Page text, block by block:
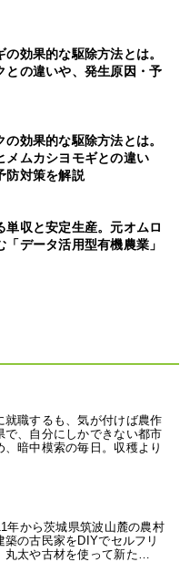
の効果的な駆除方法とは。
との違いや、発生原因・予
効果的な駆除方法とは。
メムカシヨモギとの違い
防対策を解説
単収と安定生産。元オムロ
データ活用型有機農業」
就職するも、気が付けば農作
で、自分にしかできない都市
暗中模索の毎日。収穫より
年から茨城県筑波山麓の農村
の古民家をDIYでセルフリ
丸太や古材を使って新た…